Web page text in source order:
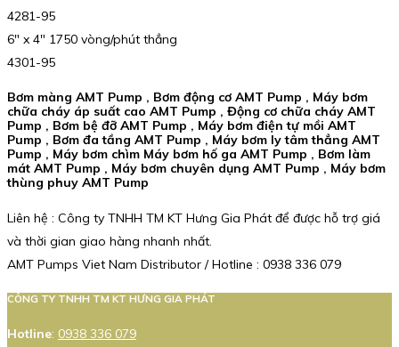
4281-95
6″ x 4″ 1750 vòng/phút thẳng
4301-95
Bơm màng AMT Pump , Bơm động cơ AMT Pump , Máy bơm
chữa cháy áp suất cao AMT Pump , Động cơ chữa cháy AMT
Pump , Bơm bệ đỡ AMT Pump , Máy bơm điện tự mồi AMT
Pump , Bơm đa tầng AMT Pump , Máy bơm ly tâm thẳng AMT
Pump , Máy bơm chìm Máy bơm hố ga AMT Pump , Bơm làm
mát AMT Pump , Máy bơm chuyên dụng AMT Pump , Máy bơm
thùng phuy AMT Pump
Liên hệ : Công ty TNHH TM KT Hưng Gia Phát để được hỗ trợ giá
và thời gian giao hàng nhanh nhất.
AMT Pumps Viet Nam Distributor / Hotline : 0938 336 079
CÔNG TY TNHH TM KT HƯNG GIA PHÁT
Hotline: 0938 336 079